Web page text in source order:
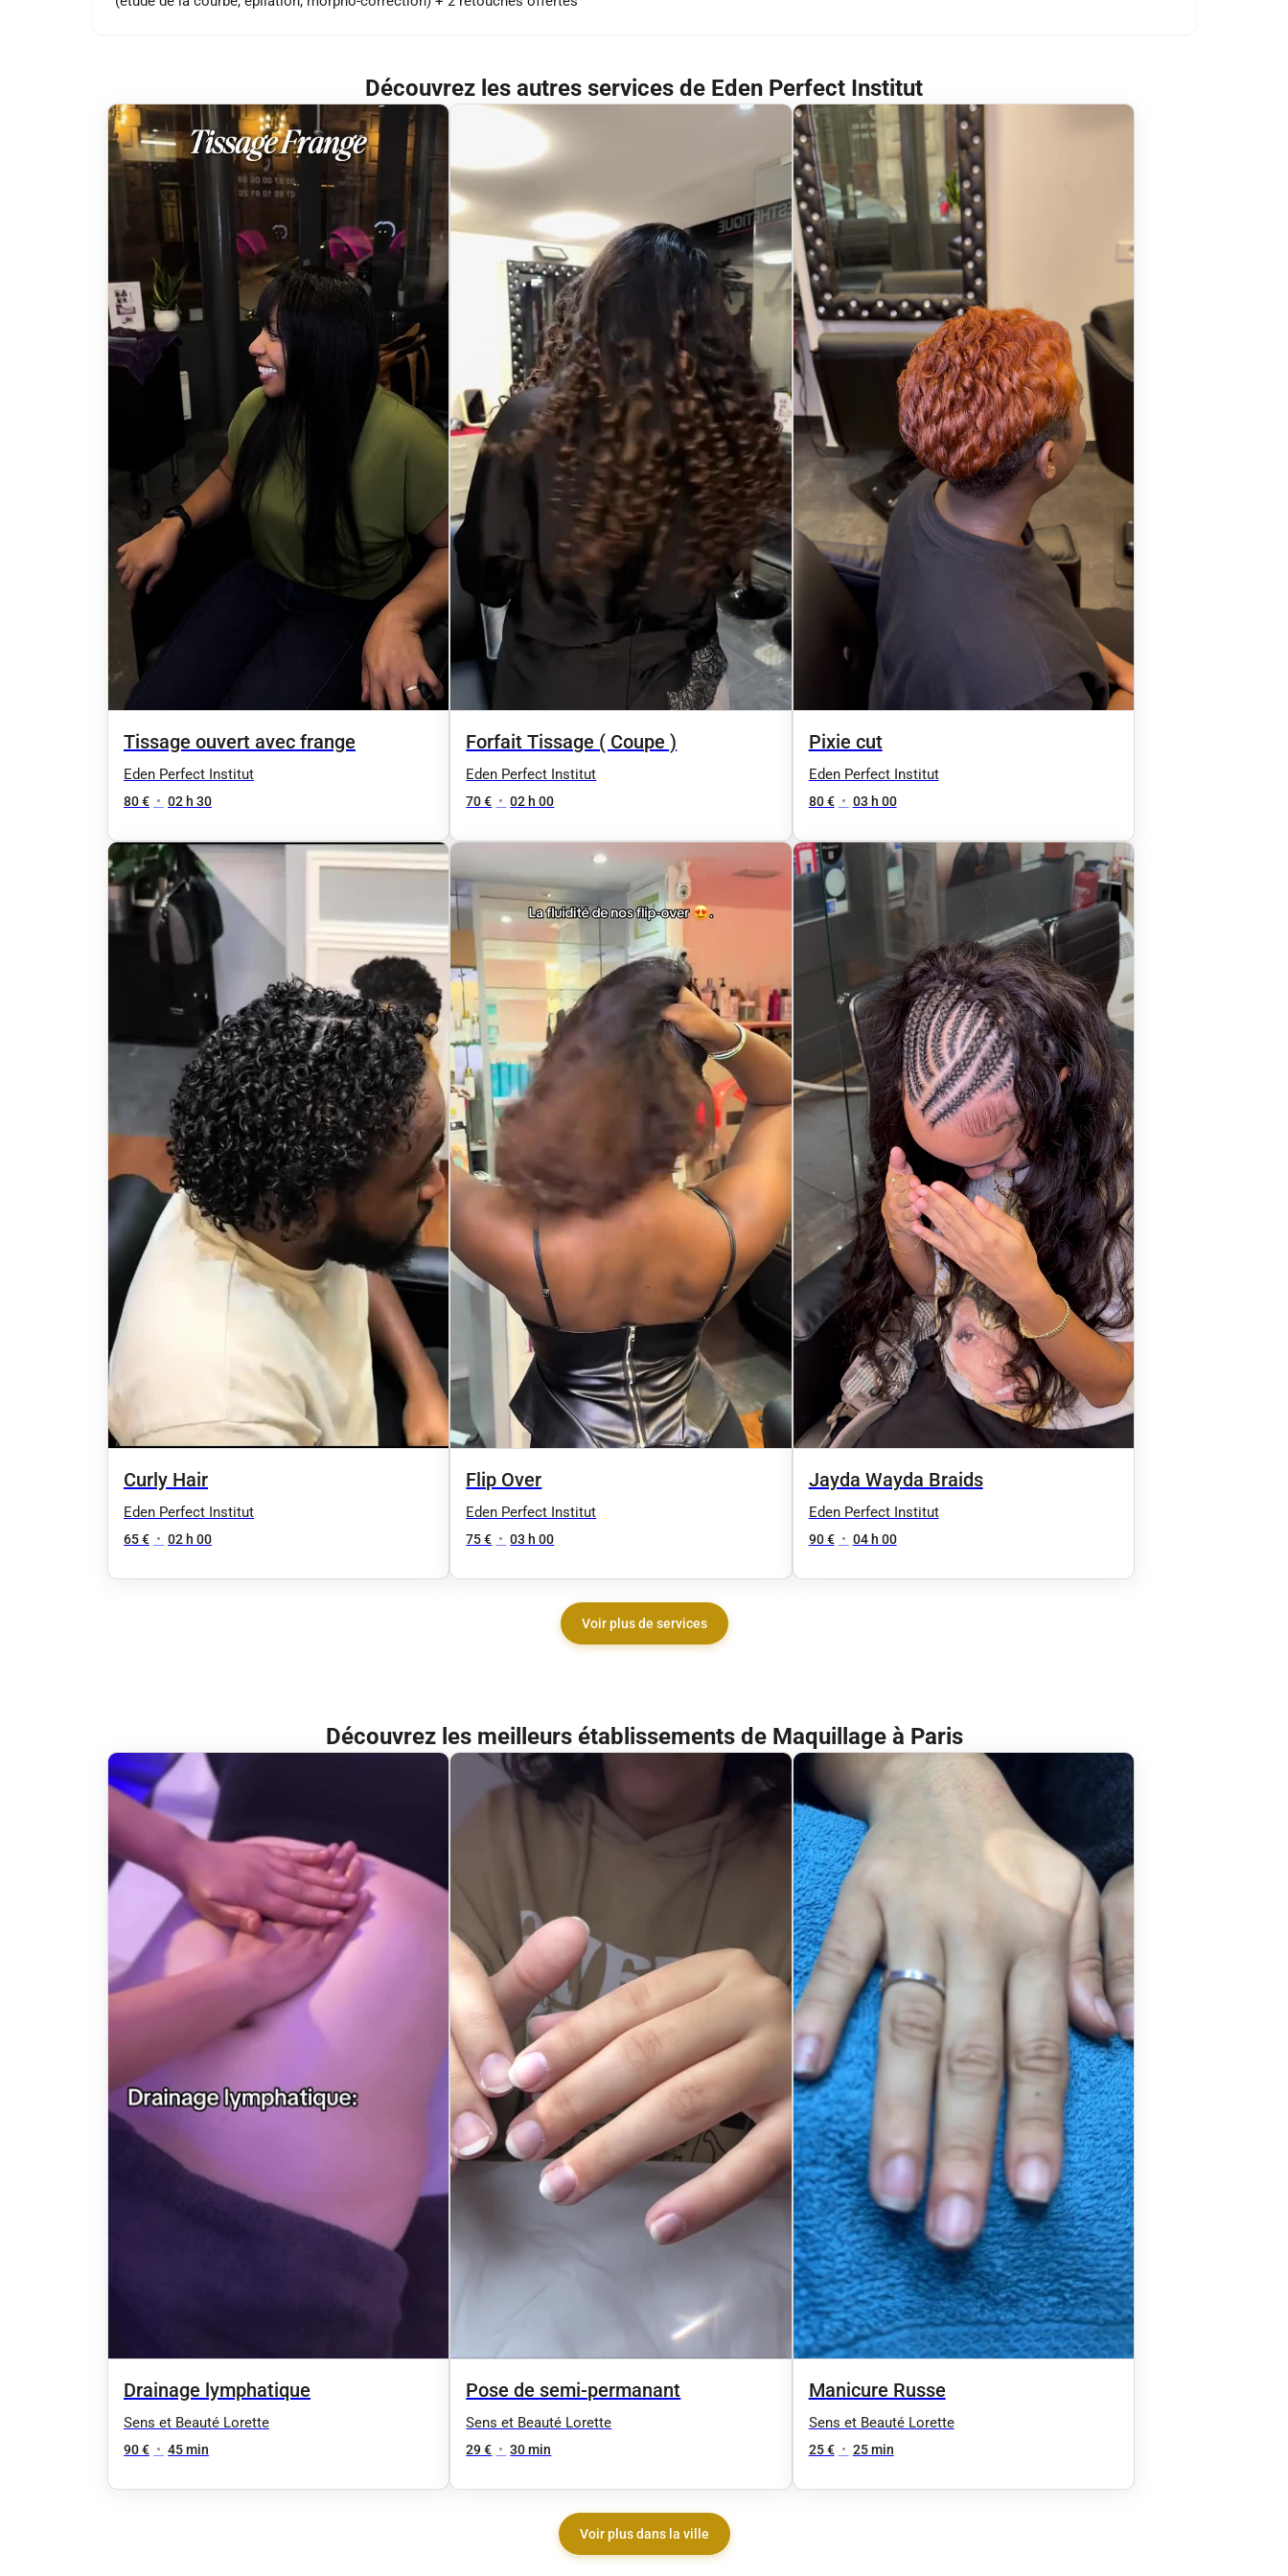
Découvrez les autres services de Eden Perfect Institut
Tissage ouvert avec frange
Eden Perfect Institut
80 € • 02 h 30
Forfait Tissage ( Coupe )
Eden Perfect Institut
70 € • 02 h 00
Pixie cut
Eden Perfect Institut
80 € • 03 h 00
Curly Hair
Eden Perfect Institut
65 € • 02 h 00
Flip Over
Eden Perfect Institut
75 € • 03 h 00
Jayda Wayda Braids
Eden Perfect Institut
90 € • 04 h 00
Voir plus de services
Découvrez les meilleurs établissements de Maquillage à Paris
Drainage lymphatique
Sens et Beauté Lorette
90 € • 45 min
Pose de semi-permanant
Sens et Beauté Lorette
29 € • 30 min
Manicure Russe
Sens et Beauté Lorette
25 € • 25 min
Voir plus dans la ville